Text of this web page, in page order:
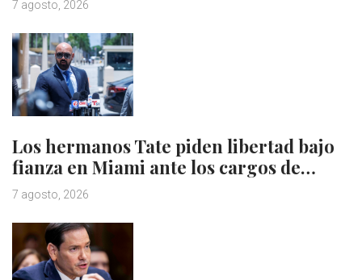
7 agosto, 2026
Los hermanos Tate piden libertad bajo
fianza en Miami ante los cargos de…
7 agosto, 2026